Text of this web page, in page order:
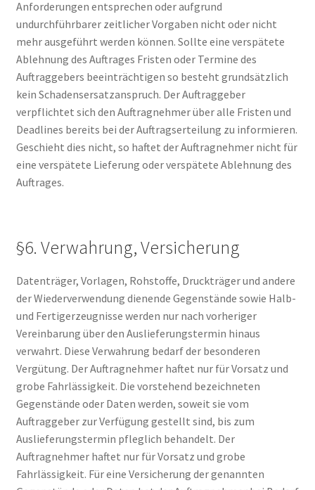
Anforderungen entsprechen oder aufgrund
undurchführbarer zeitlicher Vorgaben nicht oder nicht
mehr ausgeführt werden können. Sollte eine verspätete
Ablehnung des Auftrages Fristen oder Termine des
Auftraggebers beeinträchtigen so besteht grundsätzlich
kein Schadensersatzanspruch. Der Auftraggeber
verpflichtet sich den Auftragnehmer über alle Fristen und
Deadlines bereits bei der Auftragserteilung zu informieren.
Geschieht dies nicht, so haftet der Auftragnehmer nicht für
eine verspätete Lieferung oder verspätete Ablehnung des
Auftrages.
§6. Verwahrung, Versicherung
Datenträger, Vorlagen, Rohstoffe, Druckträger und andere
der Wiederverwendung dienende Gegenstände sowie Halb-
und Fertigerzeugnisse werden nur nach vorheriger
Vereinbarung über den Auslieferungstermin hinaus
verwahrt. Diese Verwahrung bedarf der besonderen
Vergütung. Der Auftragnehmer haftet nur für Vorsatz und
grobe Fahrlässigkeit. Die vorstehend bezeichneten
Gegenstände oder Daten werden, soweit sie vom
Auftraggeber zur Verfügung gestellt sind, bis zum
Auslieferungstermin pfleglich behandelt. Der
Auftragnehmer haftet nur für Vorsatz und grobe
Fahrlässigkeit. Für eine Versicherung der genannten